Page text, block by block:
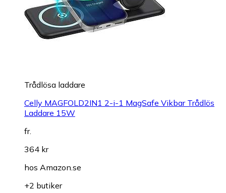
Trådlösa laddare
Celly MAGFOLD2IN1 2-i-1 MagSafe Vikbar Trådlös
Laddare 15W
fr.
364 kr
hos Amazon.se
+2 butiker